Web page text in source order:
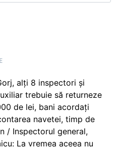
alți 8 inspectori și
trebuie să returneze
de lei, bani acordați
navetei, timp de
/ Inspectorul general,
La vremea aceea nu